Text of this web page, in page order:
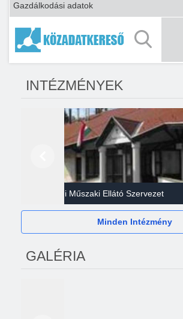
Gazdálkodási adatok
INTÉZMÉNYEK
Gazdasági Műszaki Ellátó Szervezet
Minden Intézmény
GALÉRIA